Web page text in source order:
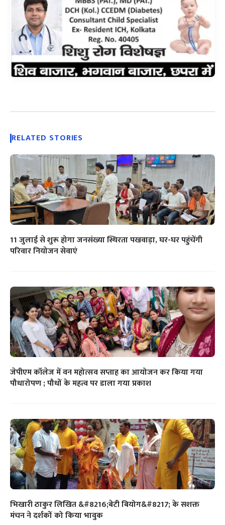
RELATED STORIES
11 जुलाई से शुरू होगा जनसंख्या स्थिरता पखवाड़ा, घर-घर पहुंचेंगी
परिवार नियोजन सेवाएं
जेपीएम कॉलेज में वन महोत्सव सप्ताह का आयोजन कर किया गया
पौधारोपण ; पौधों के महत्व पर डाला गया प्रकाश
भिखारी ठाकुर लिखित &#8216;बेटी बियोग&#8217; के सशक्त
मंचन ने दर्शकों को किया भावुक